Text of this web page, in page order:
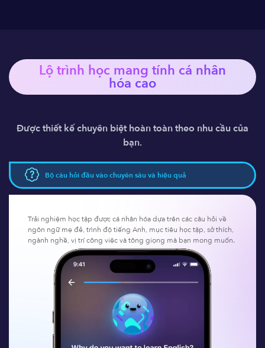
Lộ trình học mang tính cá nhân
hóa cao
Được thiết kế chuyên biệt hoàn toàn theo nhu cầu của
bạn.
Bộ câu hỏi đầu vào chuyên sâu và hiệu quả
Trải nghiệm học tập được cá nhân hóa dựa trên các câu hỏi về
ngôn ngữ mẹ đẻ, trình độ tiếng Anh, mục tiêu học tập, sở thích,
ngành nghề, vị trí công việc và tông giọng mà bạn mong muốn.